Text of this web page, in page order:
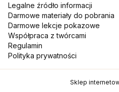
Legalne źródło informacji
Darmowe materiały do pobrania
Darmowe lekcje pokazowe
Współpraca z twórcami
Regulamin
Polityka prywatności
Sklep